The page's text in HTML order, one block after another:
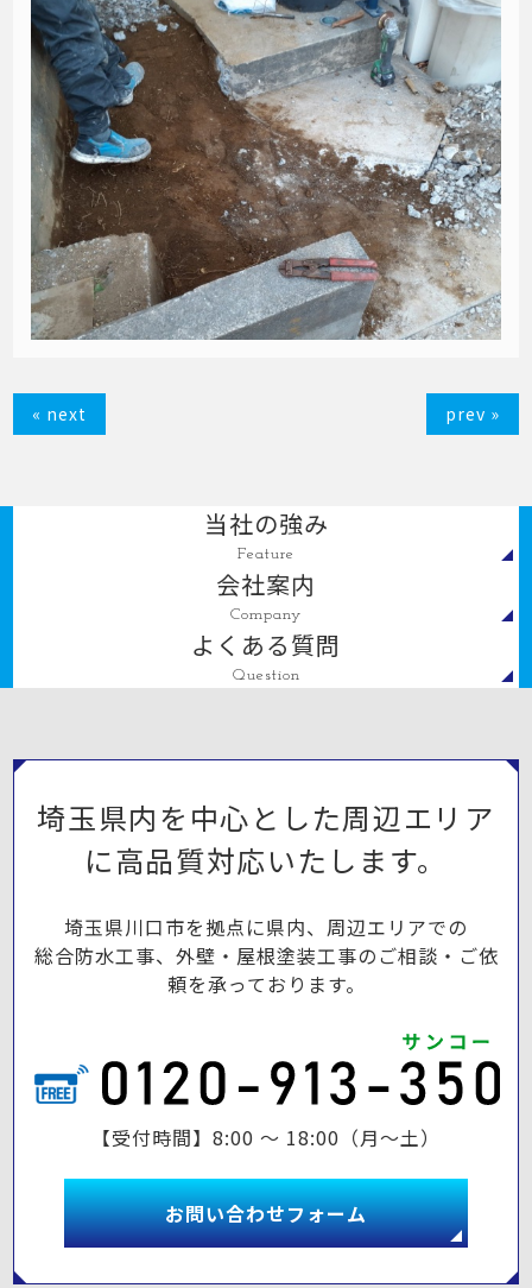
« next prev »
当社の強み
Feature
会社案内
Company
よくある質問
Question
埼玉県内を中心とした周辺エリア
に高品質対応いたします。
埼玉県川口市を拠点に県内、周辺エリアでの
総合防水工事、外壁・屋根塗装工事のご相談・ご依
頼を承っております。
【受付時間】8:00 ～ 18:00（月～土）
お問い合わせフォーム